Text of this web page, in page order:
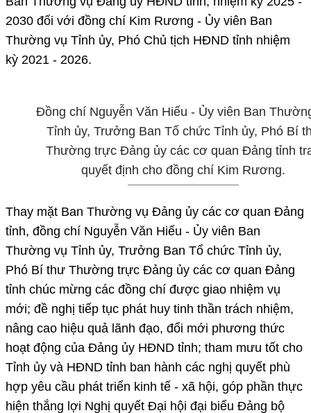
2030 đối với đồng chí Kim Rương - Ủy viên Ban
Thường vụ Tỉnh ủy, Phó Chủ tịch HĐND tỉnh nhiệm
kỳ 2021 - 2026.
Đồng chí Nguyễn Văn Hiếu - Ủy viên Ban
Tỉnh ủy, Trưởng Ban Tổ chức Tỉnh ủy, Phó Bí
Thường trực Đảng ủy các cơ quan Đảng tỉnh
quyết định cho đồng chí Kim Rương.
Thay mặt Ban Thường vụ Đảng ủy các cơ quan Đảng
tỉnh, đồng chí Nguyễn Văn Hiếu - Ủy viên Ban
Thường vụ Tỉnh ủy, Trưởng Ban Tổ chức Tỉnh ủy,
Phó Bí thư Thường trực Đảng ủy các cơ quan Đảng
tỉnh chúc mừng các đồng chí được giao nhiệm vụ
mới; đề nghị tiếp tục phát huy tinh thần trách nhiệm,
nâng cao hiệu quả lãnh đạo, đổi mới phương thức
hoạt động của Đảng ủy HĐND tỉnh; tham mưu tốt cho
Tỉnh ủy và HĐND tỉnh ban hành các nghị quyết phù
hợp yêu cầu phát triển kinh tế - xã hội, góp phần thực
hiện thắng lợi Nghị quyết Đại hội đại biểu Đảng bộ